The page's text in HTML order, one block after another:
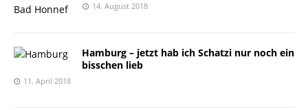
14. August 2018
Hamburg – jetzt hab ich Schatzi nur noch ein
bisschen lieb
11. April 2018